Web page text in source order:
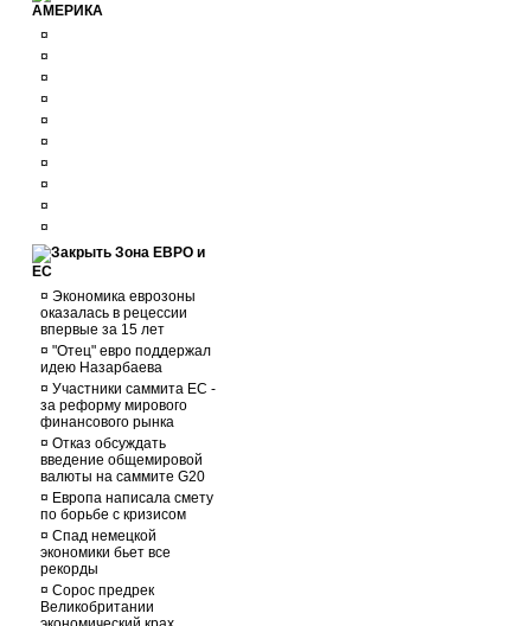
АМЕРИКА
¤
¤
¤
¤
¤
¤
¤
¤
¤
¤
Зона ЕВРО и
ЕС
¤ Экономика еврозоны
оказалась в рецессии
впервые за 15 лет
¤ "Отец" евро поддержал
идею Назарбаева
¤ Участники саммита ЕС -
за реформу мирового
финансового рынка
¤ Отказ обсуждать
введение общемировой
валюты на саммите G20
¤ Европа написала смету
по борьбе с кризисом
¤ Спад немецкой
экономики бьет все
рекорды
¤ Сорос предрек
Великобритании